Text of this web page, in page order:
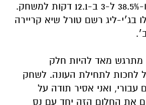
5.0 נק׳, 2.1 ריב׳ ו-38.5% ל-3 ב-12.1 דקות למשחק.
ליג רשם טורל שיא קריירה
מתרגש מאד להיות חלק
לחכות לתחילת העונה. לשחק
עבורי, ואני אסיר תודה על
את החלום הזה יחד עם נס